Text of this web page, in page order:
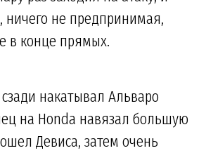
ничего не предпринимая,
в конце прямых.
накатывал Альваро
на Honda навязал большую
Девиса, затем очень